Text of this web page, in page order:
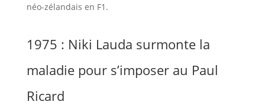
néo-zélandais en F1.
1975 : Niki Lauda surmonte la
maladie pour s’imposer au Paul
Ricard